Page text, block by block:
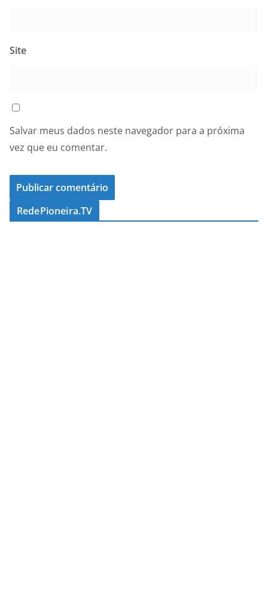
Site
Salvar meus dados neste navegador para a próxima
vez que eu comentar.
RedePioneira.TV